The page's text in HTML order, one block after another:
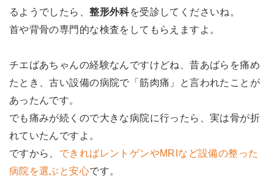
るようでしたら、整形外科を受診してくださいね。
首や背骨の専門的な検査をしてもらえますよ。
チエばあちゃんの経験なんですけどね、昔あばらを痛め
たとき、古い設備の病院で「筋肉痛」と言われたことが
あったんです。
でも痛みが続くので大きな病院に行ったら、実は骨が折
れていたんですよ。
ですから、 できればレントゲンやMRIなど設備の整った
病院を選ぶと安心です。